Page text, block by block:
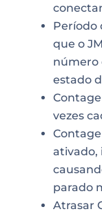
Período
que o
número
estado
vezes
ativado,
parado
Atrasar